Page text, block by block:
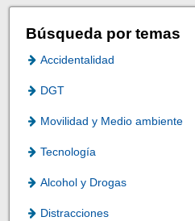
Búsqueda por temas
Accidentalidad
DGT
Movilidad y Medio ambiente
Tecnología
Alcohol y Drogas
Distracciones